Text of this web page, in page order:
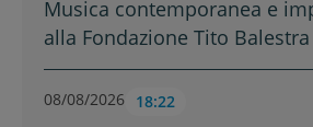
Musica contemporanea e
alla Fondazione Tito
08/08/2026 18:22